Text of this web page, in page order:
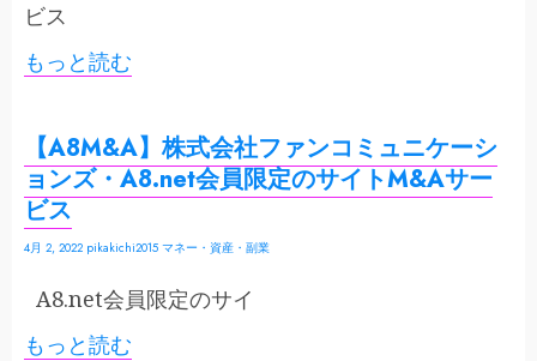
ビス
もっと読む
【A8M&A】株式会社ファンコミュニケーシ
ョンズ・A8.net会員限定のサイトM&Aサー
ビス
4月 2, 2022 pikakichi2015 マネー・資産・副業
A8.net会員限定のサイ
もっと読む